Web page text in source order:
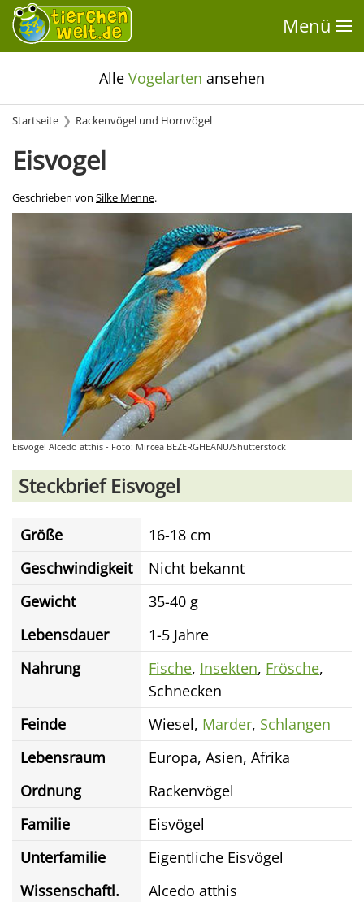
Menü
Alle Vogelarten ansehen
Startseite Rackenvögel und Hornvögel
Eisvogel
Geschrieben von Silke Menne.
Eisvogel Alcedo atthis - Foto: Mircea BEZERGHEANU/Shutterstock
Steckbrief Eisvogel
Größe
16-18 cm
Geschwindigkeit
Nicht bekannt
Gewicht
35-40 g
Lebensdauer
1-5 Jahre
Nahrung
Fische, Insekten, Frösche,
Schnecken
Feinde
Wiesel, Marder, Schlangen
Lebensraum
Europa, Asien, Afrika
Ordnung
Rackenvögel
Familie
Eisvögel
Unterfamilie
Eigentliche Eisvögel
Wissenschaftl.
Alcedo atthis